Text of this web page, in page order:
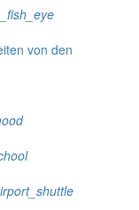
von den